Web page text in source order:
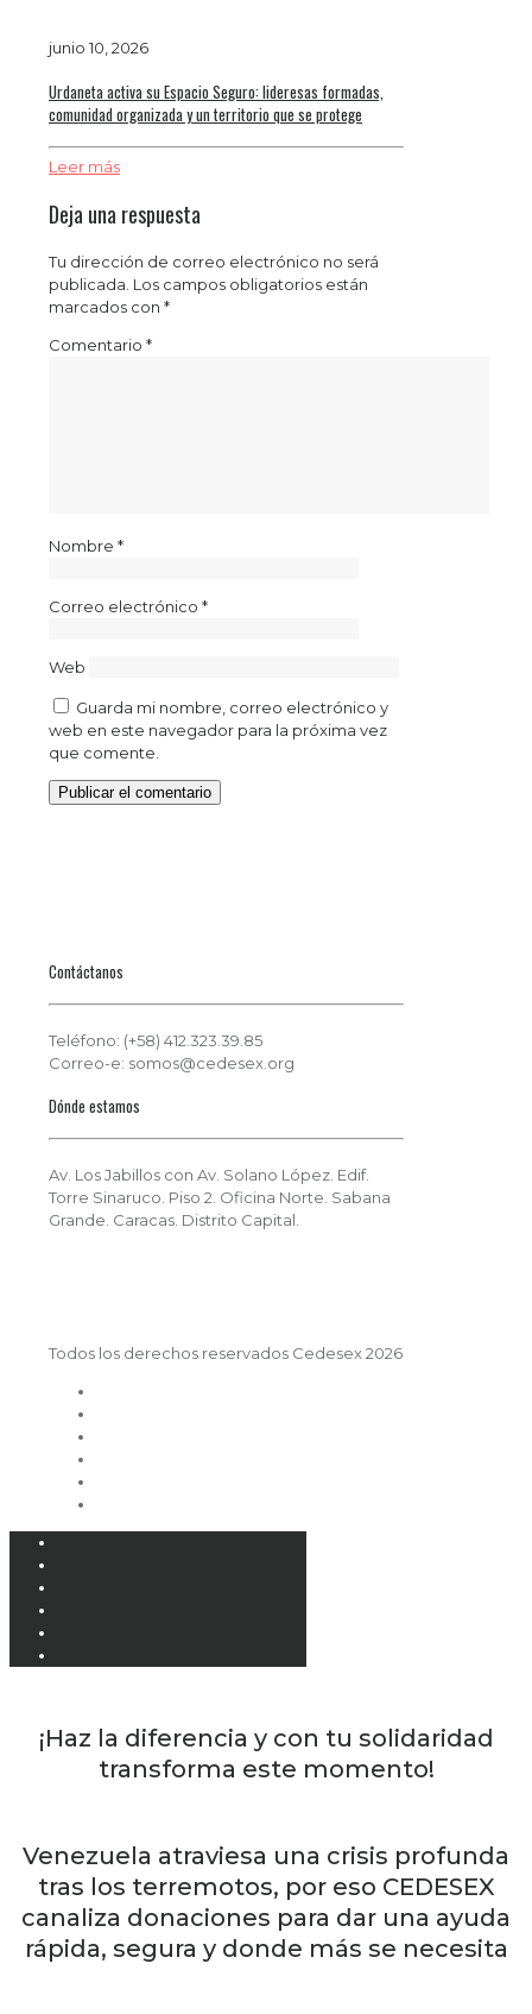
junio 10, 2026
Urdaneta activa su Espacio Seguro: lideresas formadas,
comunidad organizada y un territorio que se protege
Leer más
Deja una respuesta
Tu dirección de correo electrónico no será
publicada. Los campos obligatorios están
marcados con *
Comentario *
Nombre *
Correo electrónico *
Web
Guarda mi nombre, correo electrónico y
web en este navegador para la próxima vez
que comente.
Contáctanos
Teléfono: (+58) 412.323.39.85
Correo-e: somos@cedesex.org
Dónde estamos
Av. Los Jabillos con Av. Solano López. Edif.
Torre Sinaruco. Piso 2. Oficina Norte. Sabana
Grande. Caracas. Distrito Capital.
Todos los derechos reservados Cedesex 2026
¡Haz la diferencia y con tu solidaridad
transforma este momento!
Venezuela atraviesa una crisis profunda
tras los terremotos, por eso CEDESEX
canaliza donaciones para dar una ayuda
rápida, segura y donde más se necesita